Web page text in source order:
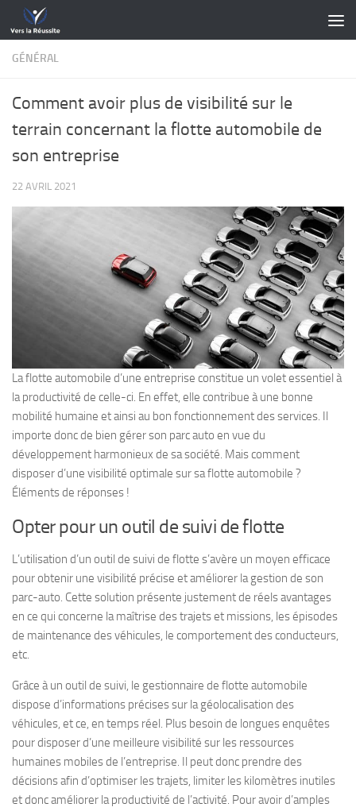
Skip to content
GÉNÉRAL
Comment avoir plus de visibilité sur le
terrain concernant la flotte automobile de
son entreprise
22 AVRIL 2021
La flotte automobile d’une entreprise constitue un volet essentiel à
la productivité de celle-ci. En effet, elle contribue à une bonne
mobilité humaine et ainsi au bon fonctionnement des services. Il
importe donc de bien gérer son parc auto en vue du
développement harmonieux de sa société. Mais comment
disposer d’une visibilité optimale sur sa flotte automobile ?
Éléments de réponses !
Opter pour un outil de suivi de flotte
L’utilisation d’un outil de suivi de flotte s’avère un moyen efficace
pour obtenir une visibilité précise et améliorer la gestion de son
parc-auto. Cette solution présente justement de réels avantages
en ce qui concerne la maîtrise des trajets et missions, les épisodes
de maintenance des véhicules, le comportement des conducteurs,
etc.
Grâce à un outil de suivi, le gestionnaire de flotte automobile
dispose d’informations précises sur la géolocalisation des
véhicules, et ce, en temps réel. Plus besoin de longues enquêtes
pour disposer d’une meilleure visibilité sur les ressources
humaines mobiles de l’entreprise. Il peut donc prendre des
décisions afin d’optimiser les trajets, limiter les kilomètres inutiles
et donc améliorer la productivité de l’activité. Pour avoir d’amples